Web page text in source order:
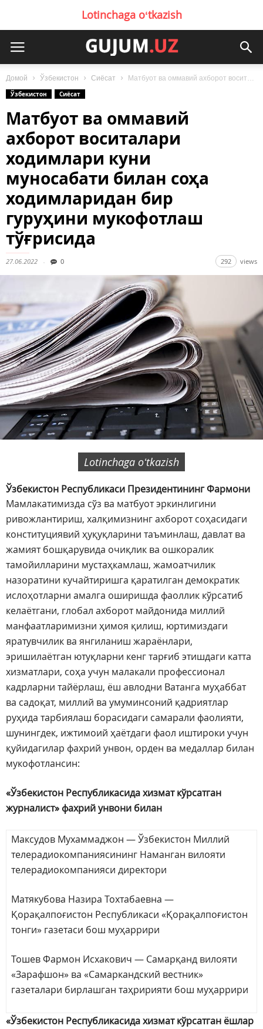
Lotinchaga oʻtkazish
Домой Ўзбекистон Сиёсат
Матбуот ва оммавий ахборот воситалари ходимлари куни муносабати билан соҳа ходимларидан бир...
Ўзбекистон
Сиёсат
Матбуот ва оммавий
ахборот воситалари
ходимлари куни
муносабати билан соҳа
ходимларидан бир
гуруҳини мукофотлаш
тўғрисида
27.06.2022 0 292 views
Lotinchaga oʻtkazish
Ўзбекистон Республикаси Президентининг Фармони
Мамлакатимизда сўз ва матбуот эркинлигини
ривожлантириш, халқимизнинг ахборот соҳасидаги
конституциявий ҳуқуқларини таъминлаш, давлат ва
жамият бошқарувида очиқлик ва ошкоралик
тамойилларини мустаҳкамлаш, жамоатчилик
назоратини кучайтиришга қаратилган демократик
ислоҳотларни амалга оширишда фаоллик кўрсатиб
келаётгани, глобал ахборот майдонида миллий
манфаатларимизни ҳимоя қилиш, юртимиздаги
яратувчилик ва янгиланиш жараёнлари,
эришилаётган ютуқларни кенг тарғиб этишдаги катта
хизматлари, соҳа учун малакали профессионал
кадрларни тайёрлаш, ёш авлодни Ватанга муҳаббат
ва садоқат, миллий ва умуминсоний қадриятлар
руҳида тарбиялаш борасидаги самарали фаолияти,
шунингдек, ижтимоий ҳаётдаги фаол иштироки учун
қуйидагилар фахрий унвон, орден ва медаллар билан
мукофотлансин:
«Ўзбекистон Республикасида хизмат кўрсатган
журналист» фахрий унвони билан
Максудов Мухаммаджон — Ўзбекистон Миллий
телерадиокомпаниясининг Наманган вилояти
телерадиокомпанияси директори
Матякубова Назира Тохтабаевна —
Қорақалпоғистон Республикаси «Қорақалпоғистон
тонги» газетаси бош муҳаррири
Тошев Фармон Исхакович — Самарқанд вилояти
«Зарафшон» ва «Самаркандский вестник»
газеталари бирлашган таҳририяти бош муҳаррири
«Ўзбекистон Республикасида хизмат кўрсатган ёшлар